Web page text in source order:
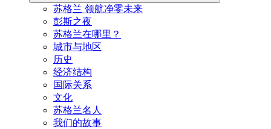
苏格兰 领航净零未来
彭斯之夜
苏格兰在哪里？
城市与地区
历史
经济结构
国际关系
文化
苏格兰名人
我们的故事